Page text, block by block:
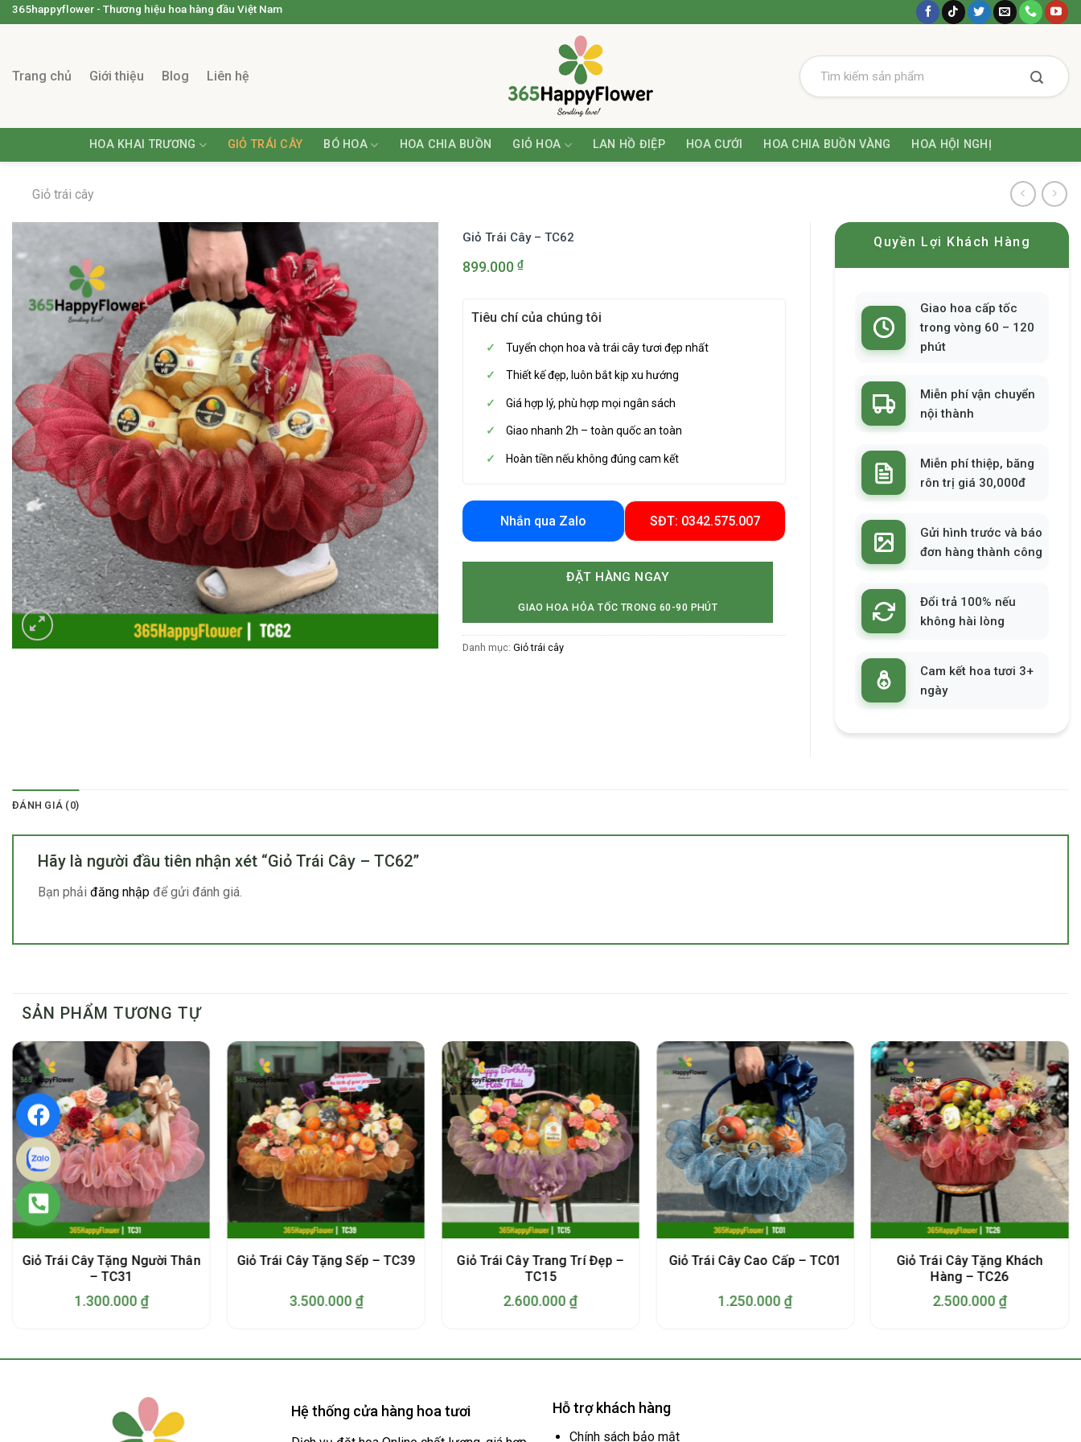
365happyflower - Thương hiệu hoa hàng đầu Việt Nam
Trang chủ Giới thiệu Blog Liên hệ
HOA KHAI TRƯƠNG GIỎ TRÁI CÂY BÓ HOA HOA CHIA BUỒN GIỎ HOA LAN HỒ ĐIỆP HOA CƯỚI HOA CHIA BUỒN VÀNG HOA HỘI NGHỊ
Giỏ trái cây
Giỏ Trái Cây – TC62
899.000 ₫
Tiêu chí của chúng tôi
Tuyển chọn hoa và trái cây tươi đẹp nhất
Thiết kế đẹp, luôn bắt kịp xu hướng
Giá hợp lý, phù hợp mọi ngân sách
Giao nhanh 2h – toàn quốc an toàn
Hoàn tiền nếu không đúng cam kết
Nhắn qua Zalo SĐT: 0342.575.007
ĐẶT HÀNG NGAY
GIAO HOA HỎA TỐC TRONG 60-90 PHÚT
Danh mục: Giỏ trái cây
Quyền Lợi Khách Hàng
Giao hoa cấp tốc
trong vòng 60 – 120
phút
Miễn phí vận chuyển
nội thành
Miễn phí thiệp, băng
rôn trị giá 30,000đ
Gửi hình trước và báo
đơn hàng thành công
Đổi trả 100% nếu
không hài lòng
Cam kết hoa tươi 3+
ngày
ĐÁNH GIÁ (0)
Hãy là người đầu tiên nhận xét “Giỏ Trái Cây – TC62”
Bạn phải đăng nhập để gửi đánh giá.
SẢN PHẨM TƯƠNG TỰ
Giỏ Trái Cây Tặng Người Thân
– TC31
1.300.000 ₫
Giỏ Trái Cây Tặng Sếp – TC39
3.500.000 ₫
Giỏ Trái Cây Trang Trí Đẹp –
TC15
2.600.000 ₫
Giỏ Trái Cây Cao Cấp – TC01
1.250.000 ₫
Giỏ Trái Cây Tặng Khách
Hàng – TC26
2.500.000 ₫
Hệ thống cửa hàng hoa tươi Hỗ trợ khách hàng
Chính sách bảo mật